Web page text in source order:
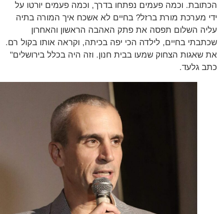
וכמה פעמים נפתחו בדרך, וכמה פעמים יורטו על
מערכת מורת ברזל? בחיים לא אשכח איך המורה בתיה
השלום תפסה את פתק האהבה הראשון והאחרון
בחיים, לילדה הכי יפה בכיתה, וקראה אותו בקול רם.
הצחוק שמעו בבית חנון. וזה היה בכלל בירושלים"
גלעד.